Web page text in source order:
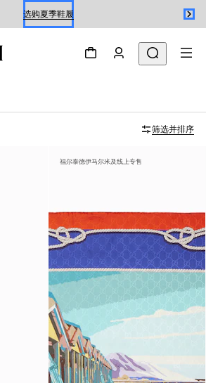
选购夏季鞋履
筛选并排序
福尔泰德伊马尔米及线上专售